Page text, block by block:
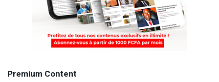
Premium Content